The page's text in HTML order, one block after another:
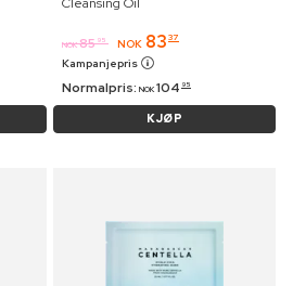
NOK 85 95 NOK 83 37
Kampanjepris
Normalpris: NOK 104 95
KJØP